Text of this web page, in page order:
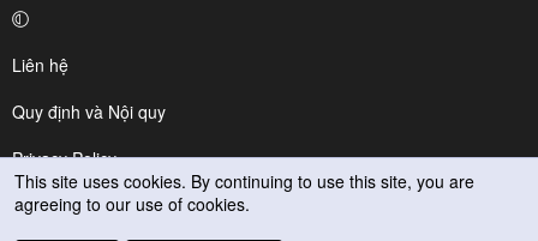
Liên hệ
Quy định và Nội quy
Privacy Policy
Trợ giúp
This site uses cookies. By continuing to use this site, you are
agreeing to our use of cookies.